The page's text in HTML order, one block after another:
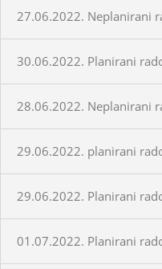
27.06.2022. Neplanirani
30.06.2022. Planirani
28.06.2022. Neplanirani
29.06.2022. planirani
29.06.2022. Planirani
01.07.2022. Planirani